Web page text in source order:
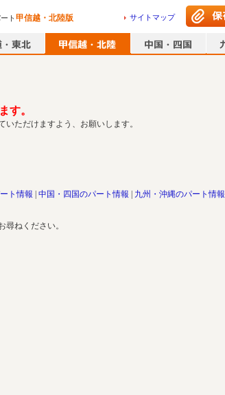
ト甲信越・北陸版 サイトマップ
す。
ただけますよう、お願いします。
ト情報 中国・四国のパート情報 九州・沖縄のパート情報
尋ねください。